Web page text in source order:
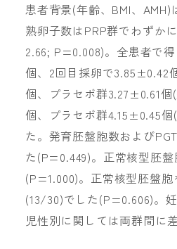
患者背景(年齢、BMI、
熟卵子数はPRP群でわずか
2.66; P=0.008)。全患者で
個、2回目採卵で3.85±0.42
個、プラセボ群3.27±0.61個
個、プラセボ群4.15±0.45個
た。発育胚盤胞数および
た(P=0.449)。正常核型胚
(P=1.000)。正常核型胚盤
(13/30)でした(P=0.606)。
児性別に関しては両群間に